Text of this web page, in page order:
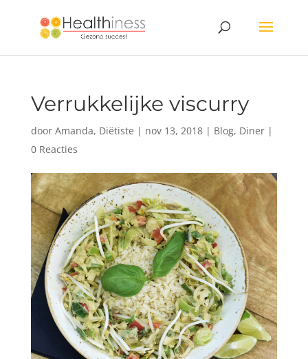
Verrukkelijke viscurry
door Amanda, Diëtiste | nov 13, 2018| Blog, Diner|
0 Reacties